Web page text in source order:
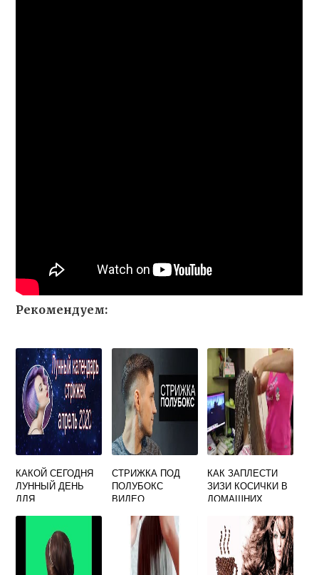
Рекомендуем:
КАКОЙ СЕГОДНЯ
ЛУННЫЙ ДЕНЬ
ДЛЯ
СТРИЖКА ПОД
ПОЛУБОКС
ВИДЕО
КАК ЗАПЛЕСТИ
ЗИЗИ КОСИЧКИ В
ДОМАШНИХ